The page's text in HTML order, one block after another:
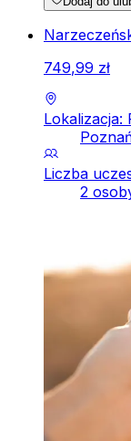
749,99 zł
Lokalizacja:
Liczba
2